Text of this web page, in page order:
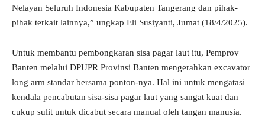
Nelayan Seluruh Indonesia Kabupaten Tangerang dan pihak-
pihak terkait lainnya,” ungkap Eli Susiyanti, Jumat (18/4/2025).
Untuk membantu pembongkaran sisa pagar laut itu, Pemprov
Banten melalui DPUPR Provinsi Banten mengerahkan excavator
long arm standar bersama ponton-nya. Hal ini untuk mengatasi
kendala pencabutan sisa-sisa pagar laut yang sangat kuat dan
cukup sulit untuk dicabut secara manual oleh tangan manusia.